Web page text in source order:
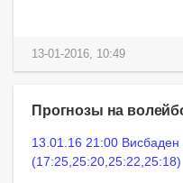
13-01-2016, 10:49
Прогнозы на
13.01.16 21:00
(17:25,25:20,25:22,25:18)